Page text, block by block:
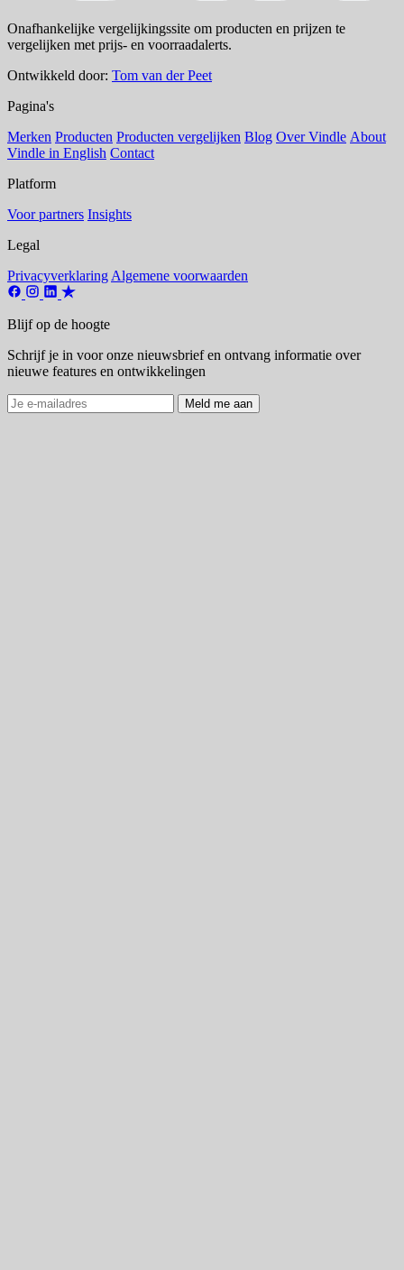
Onafhankelijke vergelijkingssite om producten en prijzen te
vergelijken met prijs- en voorraadalerts.
Ontwikkeld door: Tom van der Peet
Pagina's
Merken Producten Producten vergelijken Blog Over Vindle About
Vindle in English Contact
Platform
Voor partners Insights
Legal
Privacyverklaring Algemene voorwaarden
Blijf op de hoogte
Schrijf je in voor onze nieuwsbrief en ontvang informatie over
nieuwe features en ontwikkelingen
Meld me aan